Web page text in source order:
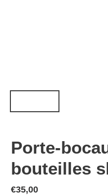
Porte-
bouteilles
Prix
€35,00